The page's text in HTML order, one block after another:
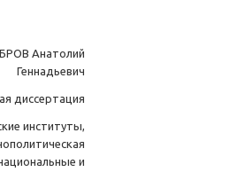
Анатолий
Геннадьевич
диссертация
институты,
и